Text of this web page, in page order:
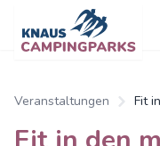
Veranstaltungen Fit